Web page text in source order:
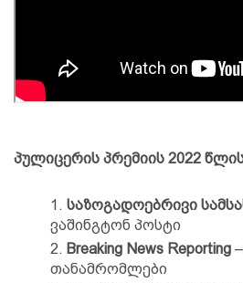
პულიცერის პრემიის 2022
საზოგადოებრივი
ვაშინგტონ პოსტი
Breaking News Reporting
თანამრომლები